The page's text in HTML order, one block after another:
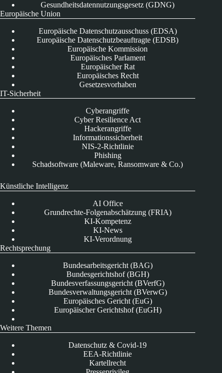
Gesundheitsdatennutzungsgesetz (GDNG)
Europäische Union
Europäische Datenschutzausschuss (EDSA)
Europäische Datenschutzbeauftragte (EDSB)
Europäische Kommission
Europäisches Parlament
Europäischer Rat
Europäisches Recht
Gesetzesvorhaben
IT-Sicherheit
Cyberangriffe
Cyber Resilience Act
Hackerangriffe
Informationssicherheit
NIS-2-Richtlinie
Phishing
Schadsoftware (Maleware, Ransomware & Co.)
Künstliche Intelligenz
AI Office
Grundrechte-Folgenabschätzung (FRIA)
KI-Kompetenz
KI-News
KI-Verordnung
Rechtsprechung
Bundesarbeitsgericht (BAG)
Bundesgerichtshof (BGH)
Bundesverfassungsgericht (BVerfG)
Bundesverwaltungsgericht (BVerwG)
Europäisches Gericht (EuG)
Europäischer Gerichtshof (EuGH)
Weitere Themen
Datenschutz & Covid-19
EEA-Richtlinie
Kartellrecht